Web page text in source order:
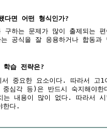
다면 어떤 형식인가?
하는 문제가 많이 출제되는
공식을 잘 응용하거나 합동과
습 전략은?
중요한 요소이다. 따라서 고1
중심각 등)은 반드시 숙지해야한
내용이 많이 없다. 따라서 시
한다.